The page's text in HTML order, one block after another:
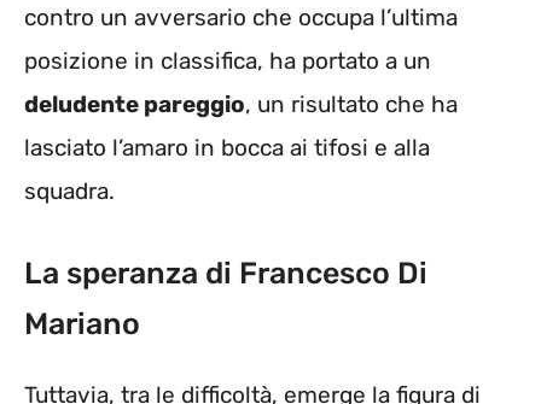
contro un avversario che occupa l’ultima
posizione in classifica, ha portato a un
deludente pareggio, un risultato che ha
lasciato l’amaro in bocca ai tifosi e alla
squadra.
La speranza di Francesco Di
Mariano
Tuttavia, tra le difficoltà, emerge la figura di